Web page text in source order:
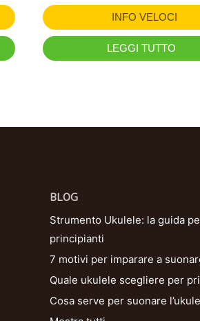
INFO VELOCI
LEGGI TUTTO
BLOG
Strumento Ukulele: la guida
principianti
7 motivi per imparare a
Quale ukulele scegliere per
Cosa serve per suonare